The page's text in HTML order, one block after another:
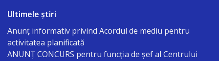
consiliului
Regulamentul
consiliului
Ultimele știri
Anunț informativ privind Acordul de mediu pentru
activitatea planificată
ANUNŢ CONCURS pentru funcţia de şef al Centrului